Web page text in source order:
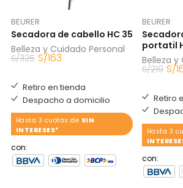
BEURER
Secadora de cabello HC 35
Belleza y Cuidado Personal
S/325 S/163
Retiro en tienda
Despacho a domicilio
Hasta 3 cuotas de SIN
INTERESES*
con:
BEURER
Belleza y
S/219 S/
Retiro
Hasta 3
con: